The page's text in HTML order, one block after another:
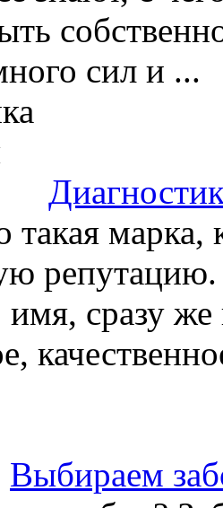
сил и ...
марка,
репутацию.
сразу же
Выбираем